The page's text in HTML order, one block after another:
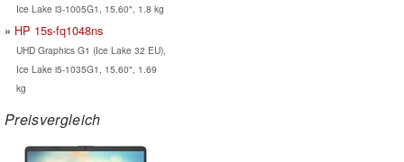
Ice Lake i3-1005G1, 15.60", 1.8 kg
HP 15s-fq1048ns
UHD Graphics G1 (Ice Lake 32 EU),
Ice Lake i5-1035G1, 15.60", 1.69
kg
Preisvergleich